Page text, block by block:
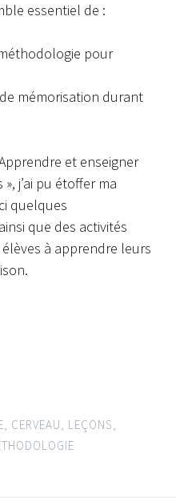
essentiel de :
pour
mémorisation durant
et enseigner
j’ai pu étoffer ma
quelques
que des activités
à apprendre leurs
, CERVEAU, LEÇONS,